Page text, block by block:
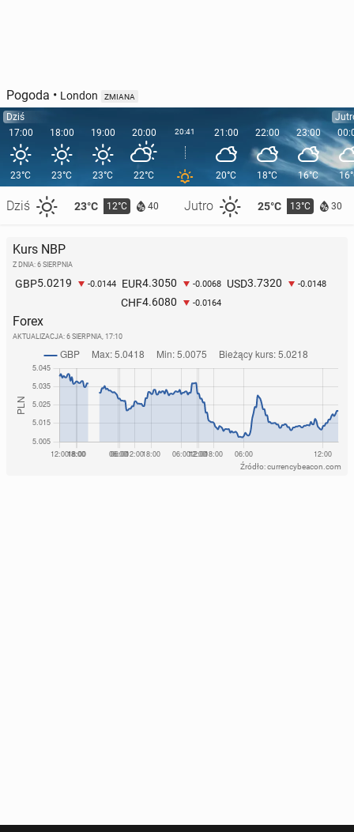
Pogoda • London ZMIANA
Dziś
17:00
23°C
Dziś 23°C 12°C 40 Jutro 25°C 13°C 30
18:00
23°C
19:00
23°C
20:00
22°C
20:41 21:00
20°C
22:00
18°C
23:00
16°C
Kurs NBP
Z DNIA: 6 SIERPNIA
GBP5.0219 -0.0144 EUR4.3050 -0.0068 USD3.7320 -0.0148
CHF4.6080 -0.0164
Forex
AKTUALIZACJA: 6 SIERPNIA, 17:10
Źródło: currencybeacon.com